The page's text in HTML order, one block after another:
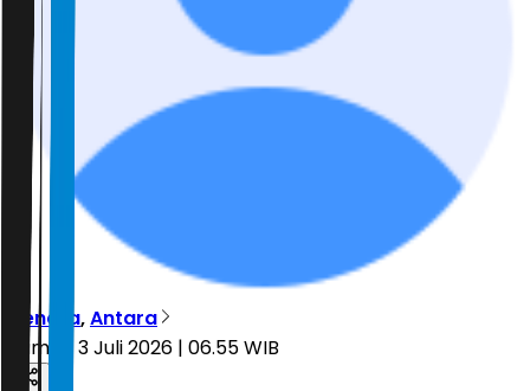
Hendra,Antara
Jumat, 3 Juli 2026 | 06.55 WIB